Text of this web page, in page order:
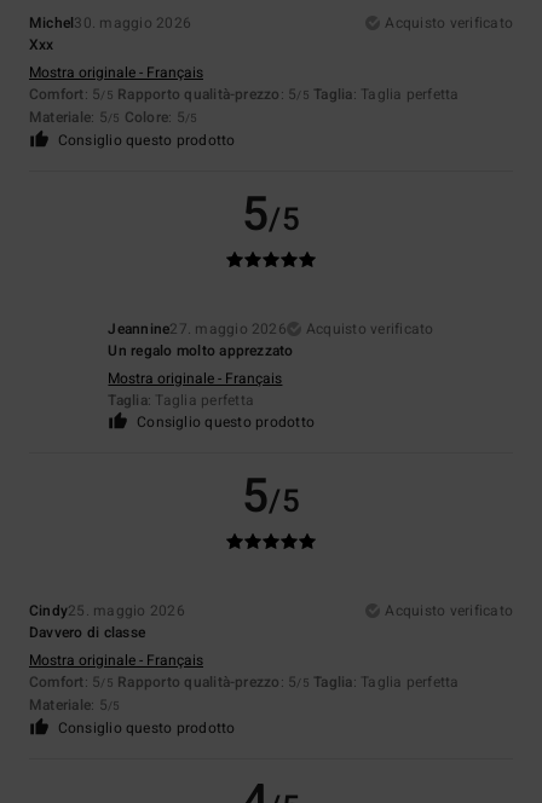
Michel30. maggio 2026
Acquisto verificato
Xxx
Mostra originale - Français
Comfort: 5/5 Rapporto qualità-prezzo: 5/5 Taglia: Taglia perfetta
Materiale: 5/5 Colore: 5/5
Consiglio questo prodotto
5/5
Jeannine27. maggio 2026
Acquisto verificato
Un regalo molto apprezzato
Mostra originale - Français
Taglia: Taglia perfetta
Consiglio questo prodotto
5/5
Cindy25. maggio 2026
Acquisto verificato
Davvero di classe
Mostra originale - Français
Comfort: 5/5 Rapporto qualità-prezzo: 5/5 Taglia: Taglia perfetta
Materiale: 5/5
Consiglio questo prodotto